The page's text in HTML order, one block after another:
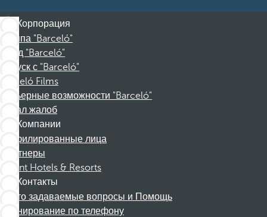
Корпорация
Группа "Barceló"
Фонд "Barceló"
Отпуск с "Barceló"
Barceló Films
Карьерные возможности "Barceló"
Канал жалоб
Компании
Аффилированные лица
Партнеры
Dorint Hotels & Resorts
Контакты
Часто задаваемые вопросы и Помощь
Бронирование по телефону